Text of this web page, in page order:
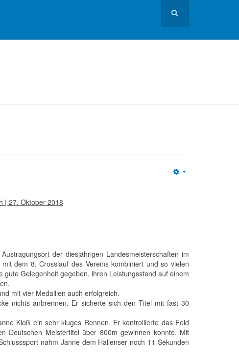
| 27. Oktober 2018
der diesjährigen Landesmeisterschaften im
dem 8. Crosslauf des Vereins kombiniert und so vielen
Gelegenheit gegeben, ihren Leistungsstand auf einem
mit vier Medaillen auch erfolgreich.
nichts anbrennen. Er sicherte sich den Titel mit fast 30
Kloß ein sehr kluges Rennen. Er kontrollierte das Feld
Deutschen Meistertitel über 800m gewinnen konnte. Mit
nahm Janne dem Hallenser noch 11 Sekunden